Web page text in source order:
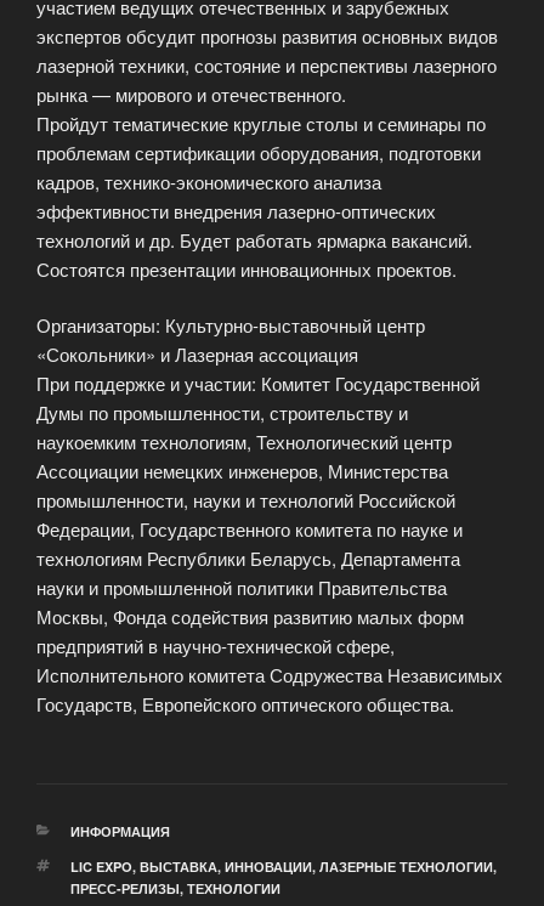
участием ведущих отечественных и зарубежных
экспертов обсудит прогнозы развития основных видов
лазерной техники, состояние и перспективы лазерного
рынка — мирового и отечественного.
Пройдут тематические круглые столы и семинары по
проблемам сертификации оборудования, подготовки
кадров, технико-экономического анализа
эффективности внедрения лазерно-оптических
технологий и др. Будет работать ярмарка вакансий.
Состоятся презентации инновационных проектов.
Организаторы: Культурно-выставочный центр
«Сокольники» и Лазерная ассоциация
При поддержке и участии: Комитет Государственной
Думы по промышленности, строительству и
наукоемким технологиям, Технологический центр
Ассоциации немецких инженеров, Министерства
промышленности, науки и технологий Российской
Федерации, Государственного комитета по науке и
технологиям Республики Беларусь, Департамента
науки и промышленной политики Правительства
Москвы, Фонда содействия развитию малых форм
предприятий в научно-технической сфере,
Исполнительного комитета Содружества Независимых
Государств, Европейского оптического общества.
РУБРИКИ
ИНФОРМАЦИЯ
МЕТКИ
LIC EXPO, ВЫСТАВКА, ИННОВАЦИИ, ЛАЗЕРНЫЕ ТЕХНОЛОГИИ,
ПРЕСС-РЕЛИЗЫ, ТЕХНОЛОГИИ